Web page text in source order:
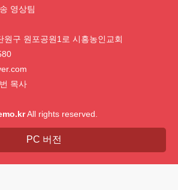
영상팀
원구 원포공원1로 시흥농인교회
목사
All rights reserved.
PC 버전